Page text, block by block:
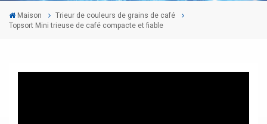
Maison
Trieur de couleurs de grains de café
Topsort Mini trieuse de café compacte et fiable